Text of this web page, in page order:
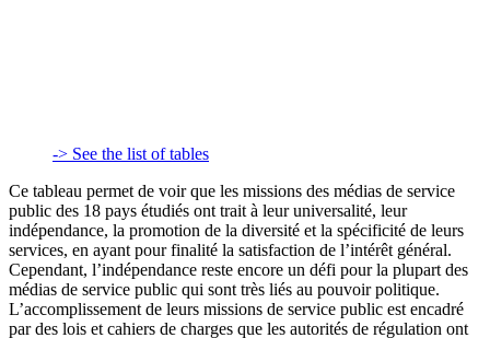
-> See the list of tables
Ce tableau permet de voir que les missions des médias de service
public des 18 pays étudiés ont trait à leur universalité, leur
indépendance, la promotion de la diversité et la spécificité de leurs
services, en ayant pour finalité la satisfaction de l’intérêt général.
Cependant, l’indépendance reste encore un défi pour la plupart des
médias de service public qui sont très liés au pouvoir politique.
L’accomplissement de leurs missions de service public est encadré
par des lois et cahiers de charges que les autorités de régulation ont